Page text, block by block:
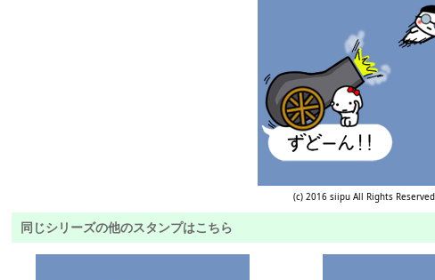
(c) 2016 siipu All Rights Reserved
同じシリーズの他のスタンプはこちら